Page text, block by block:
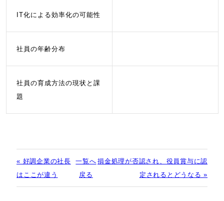
IT化による効率化の可能性
社員の年齢分布
社員の育成方法の現状と課
題
« 好調企業の社長
はここが違う
一覧へ
戻る
損金処理が否認され、役員賞与に認
定されるとどうなる »